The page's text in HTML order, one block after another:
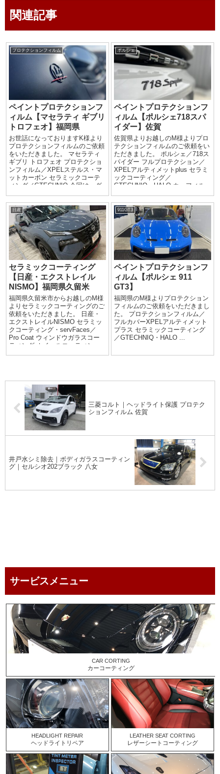
関連記事
プロテクションフィルム
ペイントプロテクションフ
ィルム【マセラティ ギブリ
トロフェオ】福岡県
お世話になっておりますK様より
プロテクションフィルムのご依頼
をいただきました。 マセラティ
ギブリ トロフェオ プロテクショ
ンフィルム／XPELステルス・マ
ットカーボン セラミックコーテ
ィング／GTECHNIQ 今回は、グ
ポルシェ
ペイントプロテクションフ
ィルム【ポルシェ718スパ
イダー】佐賀
佐賀県よりお越しのM様よりプロ
テクションフィルムのご依頼をい
ただきました。 ポルシェ／718ス
パイダー フルプロテクション／
XPELアルティメットplus セラミ
ックコーティング／
GTECHNIQ・HALO カーフィル
日産
セラミックコーティング
【日産・エクストレイル
NISMO】福岡県久留米
福岡県久留米市からお越しのM様
よりセラミックコーティングのご
依頼をいただきました。 日産・
エクストレイルNISMO セラミッ
クコーティング・servFaces／
Pro Coat ウィンドウガラスコー
ティング ホイールコーティン
911GT3
ペイントプロテクションフ
ィルム【ポルシェ 911
GT3】
福岡県のM様よりプロテクション
フィルムのご依頼をいただきまし
た。 プロテクションフィルム／
フルカバーXPELアルティメット
プラス セラミックコーティング
／GTECHNIQ・HALO ...
三菱コルト｜ヘッドライト保護 プロテク
ションフィルム 佐賀
井戸水シミ除去｜ボディガラスコーティン
グ｜セルシオ202ブラック 八女
サービスメニュー
CAR CORTING
カーコーティング
HEADLIGHT REPAIR
ヘッドライトリペア
LEATHER SEAT CORTING
レザーシートコーティング